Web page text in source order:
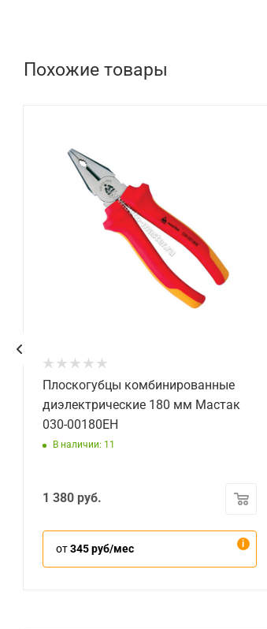
Похожие товары
Плоскогубцы комбинированные
диэлектрические 180 мм Мастак
030-00180EH
В наличии: 11
1 380 руб.
от345 руб/мес